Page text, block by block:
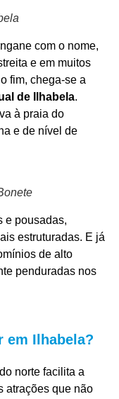
com o nome,
e em muitos
fim, chega-se a
de Ilhabela.
à praia do
e de nível de
e pousadas,
estruturadas. E já
de alto
penduradas nos
em Ilhabela?
norte facilita a
atrações que não